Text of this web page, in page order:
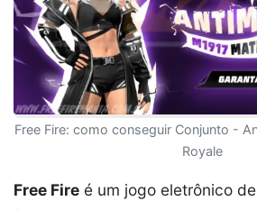
Free Fire: como conseguir Conjunto -
Royale
Free Fire é um jogo eletrônico